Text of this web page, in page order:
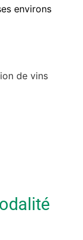
environs
de vins